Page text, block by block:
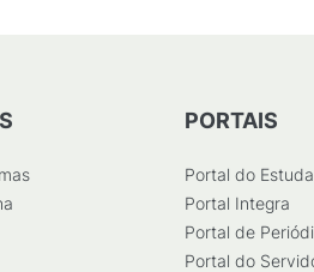
PORTAIS
Portal do
Portal Integra
Portal de
Portal do